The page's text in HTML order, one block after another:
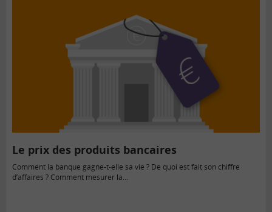
Le prix des produits bancaires
Comment la banque gagne-t-elle sa vie ? De quoi est fait son chiffre
d’affaires ? Comment mesurer la…